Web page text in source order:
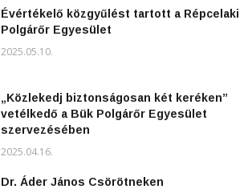
Évértékelő közgyűlést tartott a Répcelaki
Polgárőr Egyesület
2025.05.10.
„Közlekedj biztonságosan két keréken”
vetélkedő a Bük Polgárőr Egyesület
szervezésében
2025.04.16.
Dr. Áder János Csörötneken